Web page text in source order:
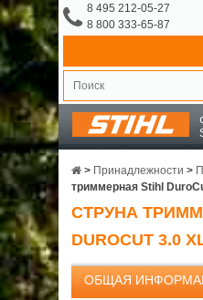
8 495 212-05-27
8 800 333-65-87
STIHL
VIKING
OCHSENKOPF
> Принадлежности >
триммерная Stihl
СТРУНА
DUROCUT 3.0
ОБЩАЯ